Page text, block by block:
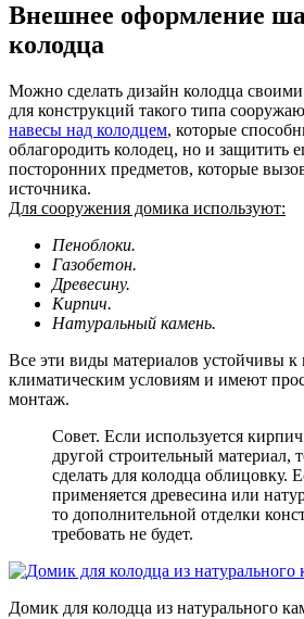
Внешнее оформление
колодца
Можно сделать дизайн колодца
для конструкций такого типа
навесы над колодцем, которые
облагородить колодец, но и защитить
посторонних предметов, которые
источника.
Для сооружения домика используют:
Пеноблоки.
Газобетон.
Древесину.
Кирпич.
Натуральный камень.
Все эти виды материалов устойчивы
климатическим условиям и имеют
монтаж.
Совет. Если используется
другой строительный материал,
сделать для колодца облицовку.
применяется древесина или
то дополнительной отделки
требовать не будет.
Домик для колодца из натурального